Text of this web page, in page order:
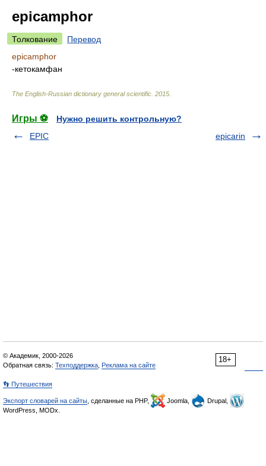
epicamphor
Толкование
Перевод
epicamphor
-кетокамфан
The English-Russian dictionary general scientific 2015
Игры ⚽
Нужно решить контрольную?
EPIC
epicarin
18+
© Академик, 2000-2026
Обратная связь: Техподдержка Реклама на сайте
👣 Путешествия
Экспорт словарей на сайты , сделанные на PHP, Joomla,
Drupal,
WordPress, MODx.